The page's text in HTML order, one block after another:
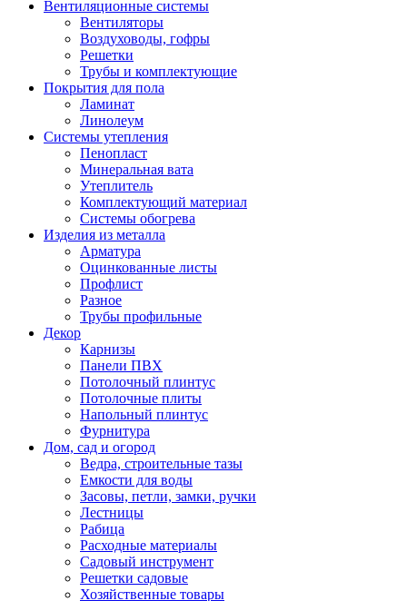
Вентиляционные системы
Вентиляторы
Воздуховоды, гофры
Решетки
Трубы и комплектующие
Покрытия для пола
Ламинат
Линолеум
Системы утепления
Пенопласт
Минеральная вата
Утеплитель
Комплектующий материал
Системы обогрева
Изделия из металла
Арматура
Оцинкованные листы
Профлист
Разное
Трубы профильные
Декор
Карнизы
Панели ПВХ
Потолочный плинтус
Потолочные плиты
Напольный плинтус
Фурнитура
Дом, сад и огород
Ведра, строительные тазы
Емкости для воды
Засовы, петли, замки, ручки
Лестницы
Рабица
Расходные материалы
Садовый инструмент
Решетки садовые
Хозяйственные товары